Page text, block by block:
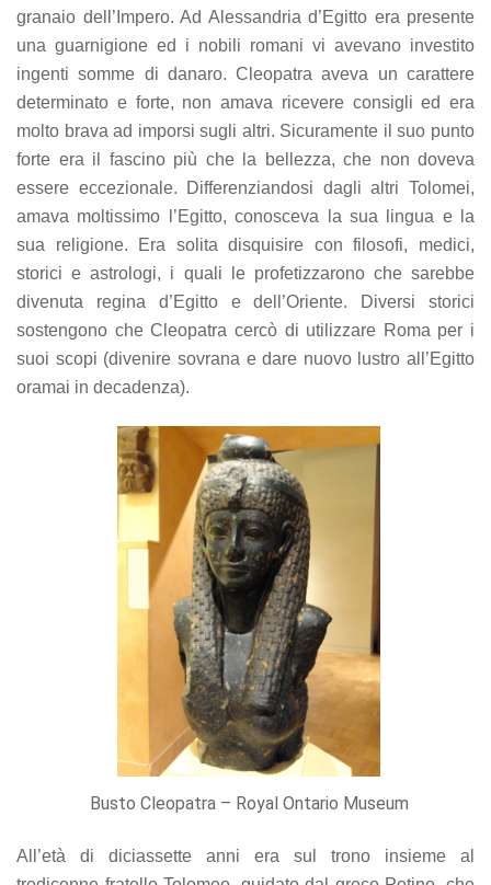
granaio dell’Impero. Ad Alessandria d’Egitto era presente
una guarnigione ed i nobili romani vi avevano investito
ingenti somme di danaro. Cleopatra aveva un carattere
determinato e forte, non amava ricevere consigli ed era
molto brava ad imporsi sugli altri. Sicuramente il suo punto
forte era il fascino più che la bellezza, che non doveva
essere eccezionale. Differenziandosi dagli altri Tolomei,
amava moltissimo l’Egitto, conosceva la sua lingua e la
sua religione. Era solita disquisire con filosofi, medici,
storici e astrologi, i quali le profetizzarono che sarebbe
divenuta regina d’Egitto e dell’Oriente. Diversi storici
sostengono che Cleopatra cercò di utilizzare Roma per i
suoi scopi (divenire sovrana e dare nuovo lustro all’Egitto
oramai in decadenza).
Busto Cleopatra – Royal Ontario Museum
All’età di diciassette anni era sul trono insieme al